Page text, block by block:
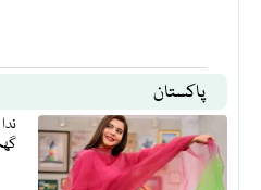
پاکستان